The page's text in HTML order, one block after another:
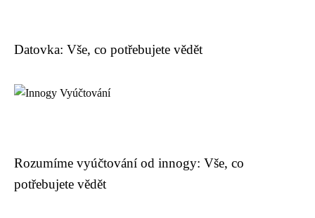
Datovka: Vše, co potřebujete vědět
Rozumíme vyúčtování od innogy: Vše, co
potřebujete vědět